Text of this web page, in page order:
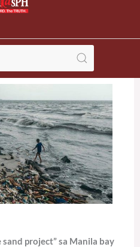
project” sa Manila bay